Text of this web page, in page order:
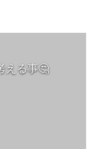
える事🤔